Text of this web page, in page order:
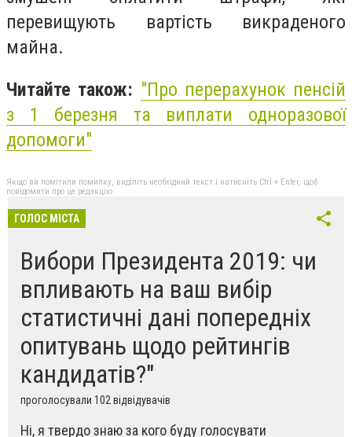
перевищують вартість викраденого
майна.
Читайте також: "Про перерахунок пенсій
з 1 березня та виплати одноразової
допомоги"
Якщо ви помітили помилку, виділіть необхідний текст і натисніть Ctrl + Enter, щоб
повідомити про це редакцію
ГОЛОС МІСТА
Вибори Президента 2019: чи
впливають на ваш вибір
статистичні дані попередніх
опитувань щодо рейтингів
кандидатів?"
проголосували 102 відвідувачів
Ні, я твердо знаю за кого буду голосувати